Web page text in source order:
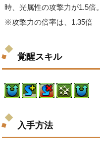
時、光属性の攻撃力が1.5倍。
※攻撃力の倍率は、1.35倍
覚醒スキル
入手方法